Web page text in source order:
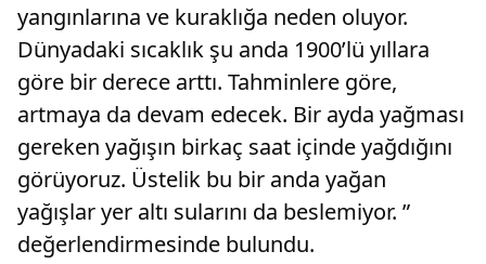
yangınlarına ve kuraklığa neden oluyor.
Dünyadaki sıcaklık şu anda 1900’lü yıllara
göre bir derece arttı. Tahminlere göre,
artmaya da devam edecek. Bir ayda yağması
gereken yağışın birkaç saat içinde yağdığını
görüyoruz. Üstelik bu bir anda yağan
yağışlar yer altı sularını da beslemiyor. ”
değerlendirmesinde bulundu.